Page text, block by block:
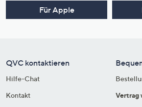
Für Apple
QVC kontaktieren
Hilfe-Chat
Kontakt
Vertrag